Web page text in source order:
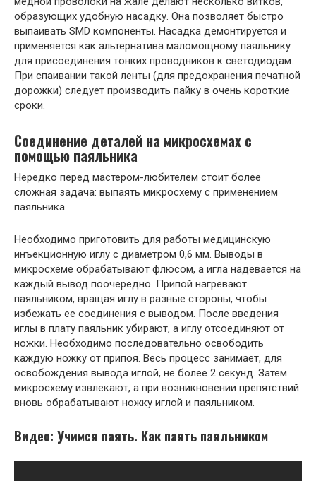
образующих удобную насадку. Она позволяет быстро
выпаивать SMD компоненты. Насадка демонтируется и
применяется как альтернатива маломощному паяльнику
для присоединения тонких проводников к светодиодам.
При спаивании такой ленты (для предохранения печатной
дорожки) следует производить пайку в очень короткие
сроки.
Соединение деталей на микросхемах с
помощью паяльника
Нередко перед мастером-любителем стоит более
сложная задача: выпаять микросхему с применением
паяльника.
Необходимо приготовить для работы медицинскую
инъекционную иглу с диаметром 0,6 мм. Выводы в
микросхеме обрабатывают флюсом, а игла надевается на
каждый вывод поочередно. Припой нагревают
паяльником, вращая иглу в разные стороны, чтобы
избежать ее соединения с выводом. После введения
иглы в плату паяльник убирают, а иглу отсоединяют от
ножки. Необходимо последовательно освободить
каждую ножку от припоя. Весь процесс занимает, для
освобождения вывода иглой, не более 2 секунд. Затем
микросхему извлекают, а при возникновении препятствий
вновь обрабатывают ножку иглой и паяльником.
Видео: Учимся паять. Как паять паяльником